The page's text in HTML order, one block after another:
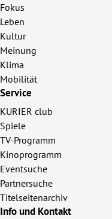
Fokus
Leben
Kultur
Meinung
Klima
Mobilität
Service
KURIER club
Spiele
TV-Programm
Kinoprogramm
Eventsuche
Partnersuche
Titelseitenarchiv
Info und Kontakt